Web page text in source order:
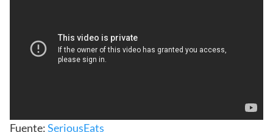
Fuente:SeriousEats